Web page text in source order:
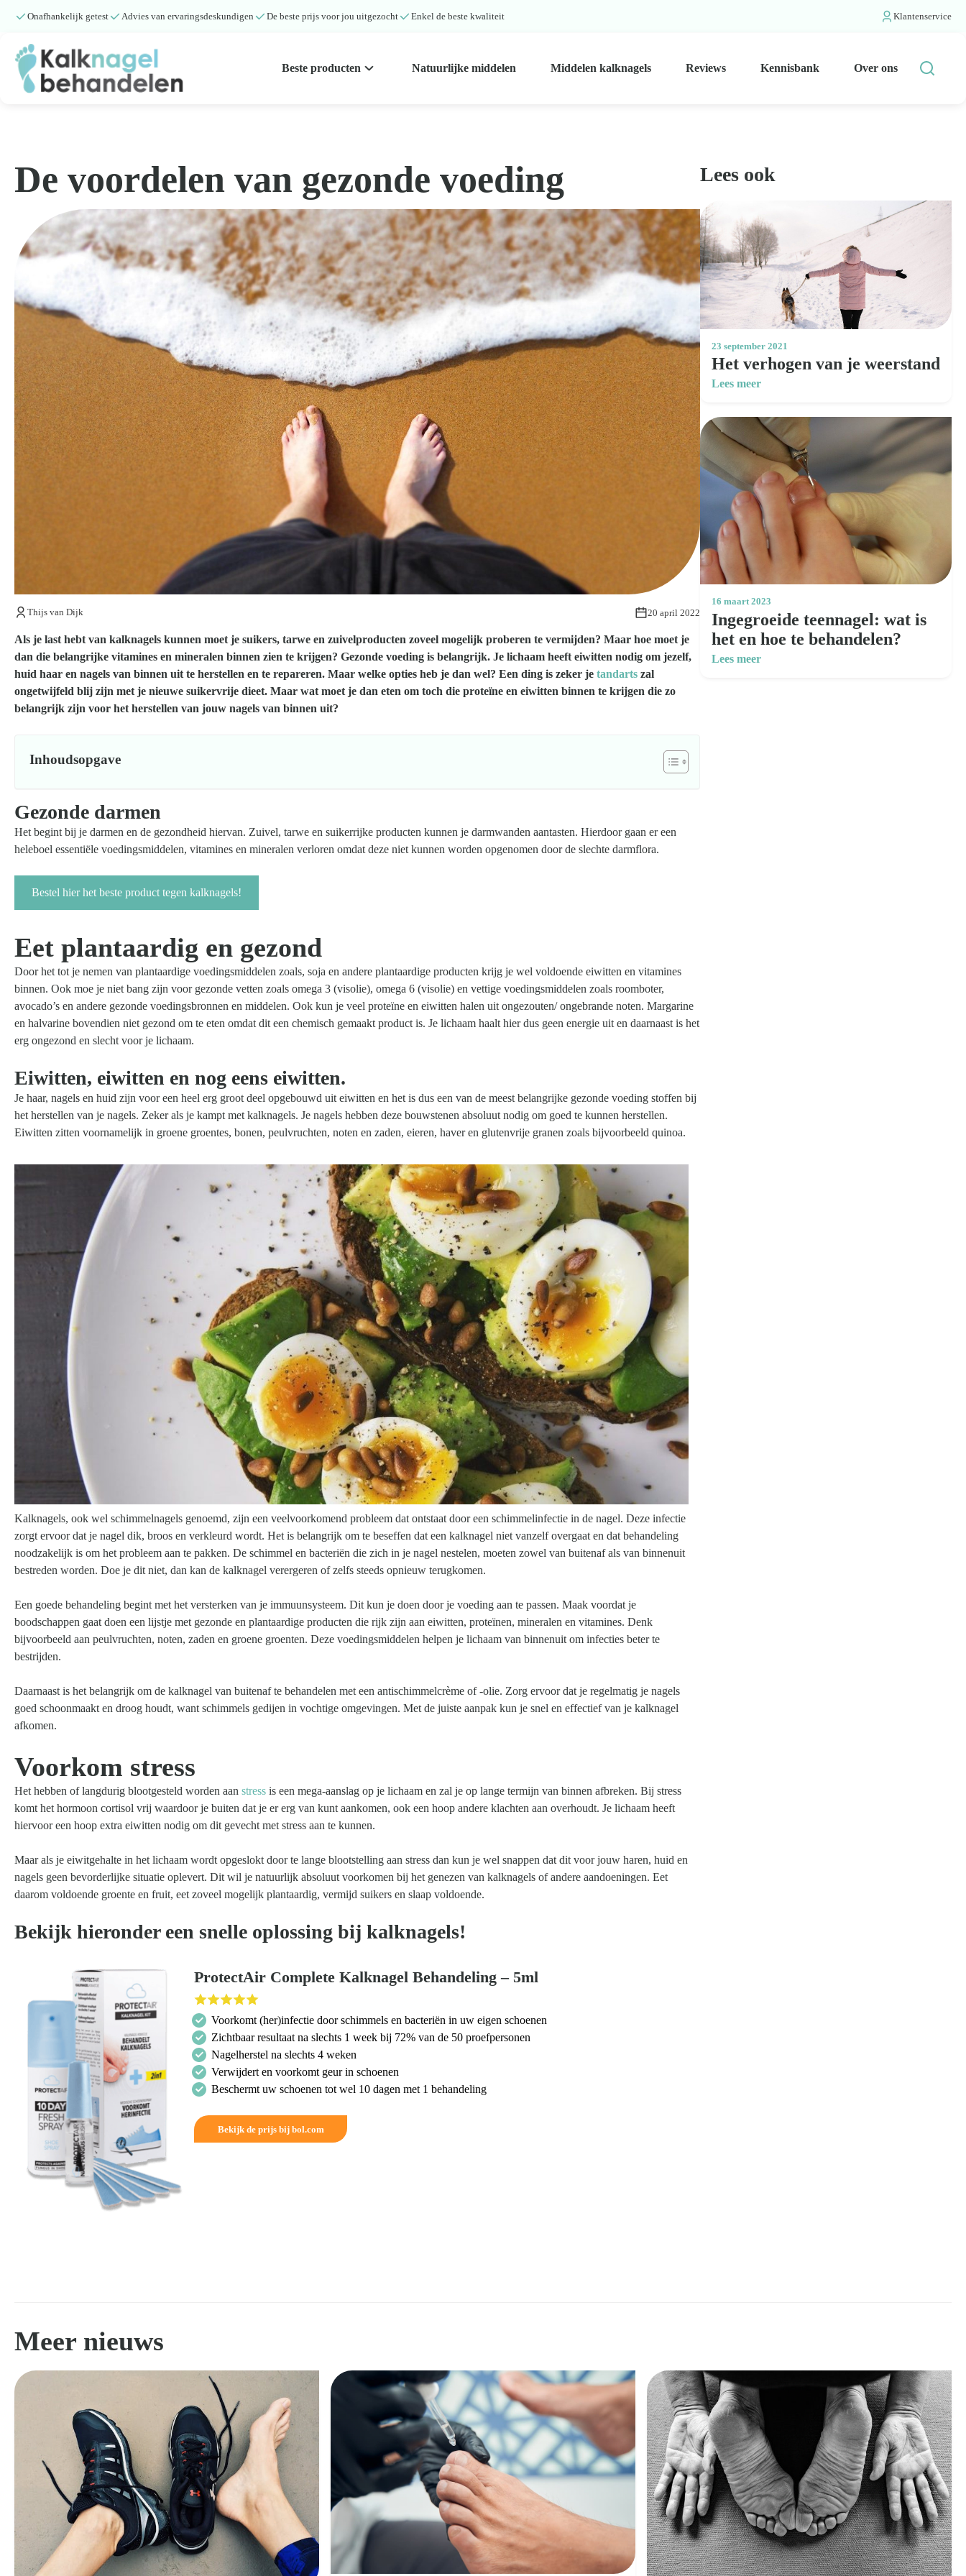
Onafhankelijk getest Advies van ervaringsdeskundigen De beste prijs voor jou uitgezocht Enkel de beste kwaliteit Klantenservice
Beste producten Natuurlijke middelen Middelen kalknagels Reviews Kennisbank Over ons
Natuurlijke middelen
Middelen kalknagels
Kennisbank
Over ons
Kom van je kalknagels af
De voordelen van gezonde voeding
Thijs van Dijk 20 april 2022
Als je last hebt van kalknagels kunnen moet je suikers, tarwe en zuivelproducten zoveel mogelijk proberen te vermijden? Maar hoe moet je
dan die belangrijke vitamines en mineralen binnen zien te krijgen? Gezonde voeding is belangrijk. Je lichaam heeft eiwitten nodig om jezelf,
huid haar en nagels van binnen uit te herstellen en te repareren. Maar welke opties heb je dan wel? Een ding is zeker je tandarts zal
ongetwijfeld blij zijn met je nieuwe suikervrije dieet. Maar wat moet je dan eten om toch die proteïne en eiwitten binnen te krijgen die zo
belangrijk zijn voor het herstellen van jouw nagels van binnen uit?
Inhoudsopgave
Gezonde darmen
Het begint bij je darmen en de gezondheid hiervan. Zuivel, tarwe en suikerrijke producten kunnen je darmwanden aantasten. Hierdoor gaan er een
heleboel essentiële voedingsmiddelen, vitamines en mineralen verloren omdat deze niet kunnen worden opgenomen door de slechte darmflora.
Bestel hier het beste product tegen kalknagels!
Eet plantaardig en gezond
Door het tot je nemen van plantaardige voedingsmiddelen zoals, soja en andere plantaardige producten krijg je wel voldoende eiwitten en vitamines
binnen. Ook moe je niet bang zijn voor gezonde vetten zoals omega 3 (visolie), omega 6 (visolie) en vettige voedingsmiddelen zoals roomboter,
avocado’s en andere gezonde voedingsbronnen en middelen. Ook kun je veel proteïne en eiwitten halen uit ongezouten/ ongebrande noten. Margarine
en halvarine bovendien niet gezond om te eten omdat dit een chemisch gemaakt product is. Je lichaam haalt hier dus geen energie uit en daarnaast is het
erg ongezond en slecht voor je lichaam.
Eiwitten, eiwitten en nog eens eiwitten.
Je haar, nagels en huid zijn voor een heel erg groot deel opgebouwd uit eiwitten en het is dus een van de meest belangrijke gezonde voeding stoffen bij
het herstellen van je nagels. Zeker als je kampt met kalknagels. Je nagels hebben deze bouwstenen absoluut nodig om goed te kunnen herstellen.
Eiwitten zitten voornamelijk in groene groentes, bonen, peulvruchten, noten en zaden, eieren, haver en glutenvrije granen zoals bijvoorbeeld quinoa.
Kalknagels, ook wel schimmelnagels genoemd, zijn een veelvoorkomend probleem dat ontstaat door een schimmelinfectie in de nagel. Deze infectie
zorgt ervoor dat je nagel dik, broos en verkleurd wordt. Het is belangrijk om te beseffen dat een kalknagel niet vanzelf overgaat en dat behandeling
noodzakelijk is om het probleem aan te pakken. De schimmel en bacteriën die zich in je nagel nestelen, moeten zowel van buitenaf als van binnenuit
bestreden worden. Doe je dit niet, dan kan de kalknagel verergeren of zelfs steeds opnieuw terugkomen.
Een goede behandeling begint met het versterken van je immuunsysteem. Dit kun je doen door je voeding aan te passen. Maak voordat je
boodschappen gaat doen een lijstje met gezonde en plantaardige producten die rijk zijn aan eiwitten, proteïnen, mineralen en vitamines. Denk
bijvoorbeeld aan peulvruchten, noten, zaden en groene groenten. Deze voedingsmiddelen helpen je lichaam van binnenuit om infecties beter te
bestrijden.
Daarnaast is het belangrijk om de kalknagel van buitenaf te behandelen met een antischimmelcrème of -olie. Zorg ervoor dat je regelmatig je nagels
goed schoonmaakt en droog houdt, want schimmels gedijen in vochtige omgevingen. Met de juiste aanpak kun je snel en effectief van je kalknagel
afkomen.
Voorkom stress
Het hebben of langdurig blootgesteld worden aan stress is een mega-aanslag op je lichaam en zal je op lange termijn van binnen afbreken. Bij stress
komt het hormoon cortisol vrij waardoor je buiten dat je er erg van kunt aankomen, ook een hoop andere klachten aan overhoudt. Je lichaam heeft
hiervoor een hoop extra eiwitten nodig om dit gevecht met stress aan te kunnen.
Maar als je eiwitgehalte in het lichaam wordt opgeslokt door te lange blootstelling aan stress dan kun je wel snappen dat dit voor jouw haren, huid en
nagels geen bevorderlijke situatie oplevert. Dit wil je natuurlijk absoluut voorkomen bij het genezen van kalknagels of andere aandoeningen. Eet
daarom voldoende groente en fruit, eet zoveel mogelijk plantaardig, vermijd suikers en slaap voldoende.
Bekijk hieronder een snelle oplossing bij kalknagels!
ProtectAir Complete Kalknagel Behandeling – 5ml
Voorkomt (her)infectie door schimmels en bacteriën in uw eigen schoenen
Zichtbaar resultaat na slechts 1 week bij 72% van de 50 proefpersonen
Nagelherstel na slechts 4 weken
Verwijdert en voorkomt geur in schoenen
Beschermt uw schoenen tot wel 10 dagen met 1 behandeling
Bekijk de prijs bij bol.com
Lees ook
23 september 2021
Het verhogen van je weerstand
Lees meer
16 maart 2023
Ingegroeide teennagel: wat is
het en hoe te behandelen?
Lees meer
Meer nieuws